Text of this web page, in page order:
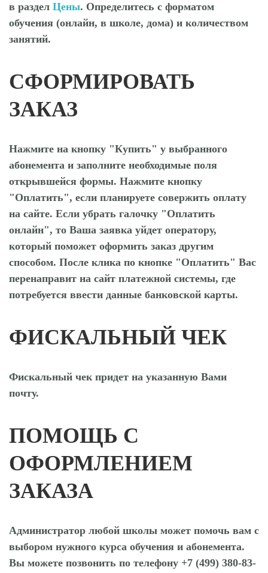
в раздел Цены. Определитесь с форматом
обучения (онлайн, в школе, дома) и количеством
занятий.
СФОРМИРОВАТЬ
ЗАКАЗ
Нажмите на кнопку "Купить" у выбранного
абонемента и заполните необходимые поля
открывшейся формы. Нажмите кнопку
"Оплатить", если планируете совержить оплату
на сайте. Если убрать галочку "Оплатить
онлайн", то Ваша заявка уйдет оператору,
который поможет оформить заказ другим
способом. После клика по кнопке "Оплатить" Вас
перенаправит на сайт платежной системы, где
потребуется ввести данные банковской карты.
ФИСКАЛЬНЫЙ ЧЕК
Фискальный чек придет на указанную Вами
почту.
ПОМОЩЬ С
ОФОРМЛЕНИЕМ
ЗАКАЗА
Администратор любой школы может помочь вам с
выбором нужного курса обучения и абонемента.
Вы можете позвонить по телефону +7 (499) 380-83-